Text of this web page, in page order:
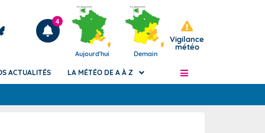
Articles
4
Aujourd'hui Demain
Vigilance
météo
ACTUALITÉS LA MÉTÉO DE A À Z